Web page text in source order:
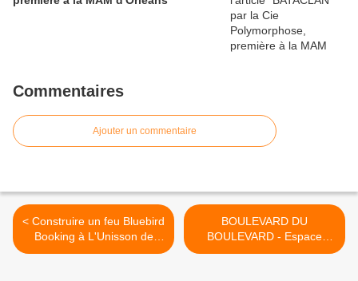
Commentaires
Ajouter un commentaire
< Construire un feu Bluebird
Booking à L'Unisson de
Saint Jean de la Ruelle
BOULEVARD DU
BOULEVARD - Espace
George SAND de Chécy -